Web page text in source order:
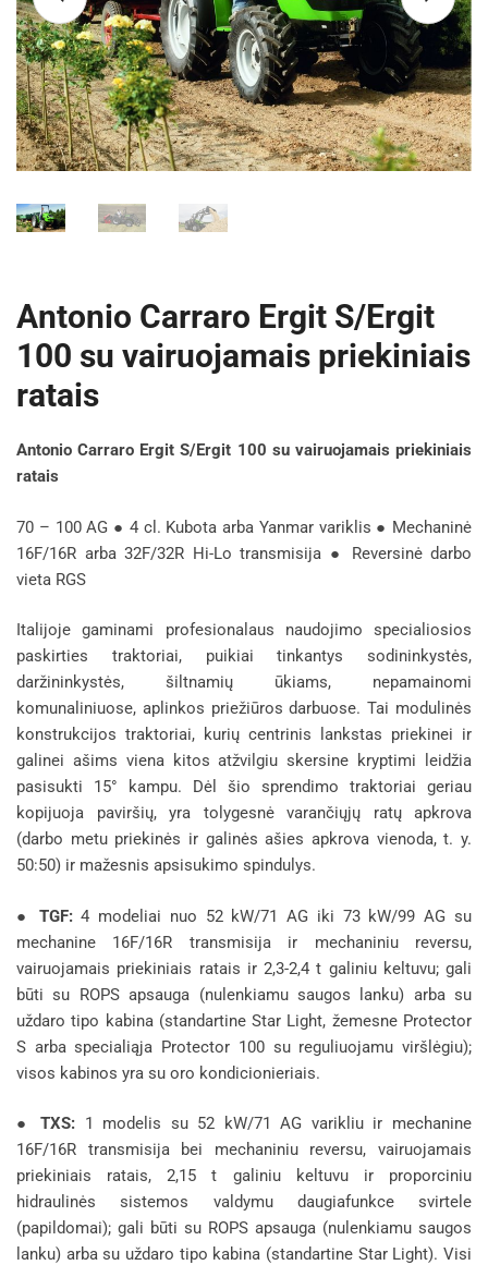
Antonio Carraro Ergit S/Ergit
100 su vairuojamais priekiniais
ratais
Antonio Carraro Ergit S/Ergit 100 su vairuojamais priekiniais
ratais
70 – 100 AG ● 4 cl. Kubota arba Yanmar variklis ● Mechaninė
16F/16R arba 32F/32R Hi-Lo transmisija ● Reversinė darbo
vieta RGS
Italijoje gaminami profesionalaus naudojimo specialiosios
paskirties traktoriai, puikiai tinkantys sodininkystės,
daržininkystės, šiltnamių ūkiams, nepamainomi
komunaliniuose, aplinkos priežiūros darbuose. Tai modulinės
konstrukcijos traktoriai, kurių centrinis lankstas priekinei ir
galinei ašims viena kitos atžvilgiu skersine kryptimi leidžia
pasisukti 15° kampu. Dėl šio sprendimo traktoriai geriau
kopijuoja paviršių, yra tolygesnė varančiųjų ratų apkrova
(darbo metu priekinės ir galinės ašies apkrova vienoda, t. y.
50:50) ir mažesnis apsisukimo spindulys.
● TGF:4 modeliai nuo 52 kW/71 AG iki 73 kW/99 AG su
mechanine 16F/16R transmisija ir mechaniniu reversu,
vairuojamais priekiniais ratais ir 2,3-2,4 t galiniu keltuvu; gali
būti su ROPS apsauga (nulenkiamu saugos lanku) arba su
uždaro tipo kabina (standartine Star Light, žemesne Protector
S arba specialiąja Protector 100 su reguliuojamu viršlėgiu);
visos kabinos yra su oro kondicionieriais.
●TXS: 1 modelis su 52 kW/71 AG varikliu ir mechanine
16F/16R transmisija bei mechaniniu reversu, vairuojamais
priekiniais ratais, 2,15 t galiniu keltuvu ir proporciniu
hidraulinės sistemos valdymu daugiafunkce svirtele
(papildomai); gali būti su ROPS apsauga (nulenkiamu saugos
lanku) arba su uždaro tipo kabina (standartine Star Light). Visi